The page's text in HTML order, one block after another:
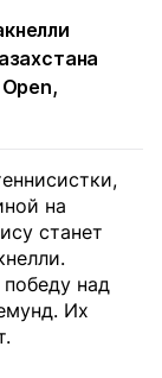
на
станет
над
Их